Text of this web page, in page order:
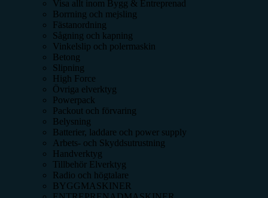
Visa allt inom Bygg & Entreprenad
Borrning och mejsling
Fästanordning
Sågning och kapning
Vinkelslip och polermaskin
Betong
Slipning
High Force
Övriga elverktyg
Powerpack
Packout och förvaring
Belysning
Batterier, laddare och power supply
Arbets- och Skyddsutrustning
Handverktyg
Tillbehör Elverktyg
Radio och högtalare
BYGGMASKINER